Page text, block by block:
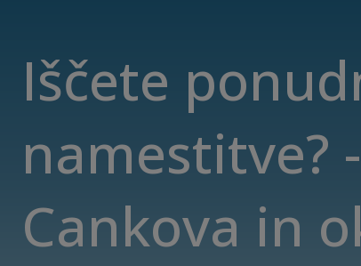
Iščete
namestitve? -
Cankova in